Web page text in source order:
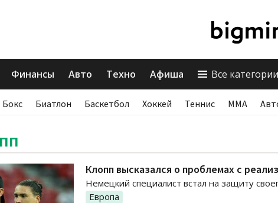
Финансы Авто Техно Афиша Все категории
Бокс Биатлон Баскетбол Хоккей Теннис ММА
Клопп высказался о проблемах с
Немецкий специалист встал на защиту
Европа